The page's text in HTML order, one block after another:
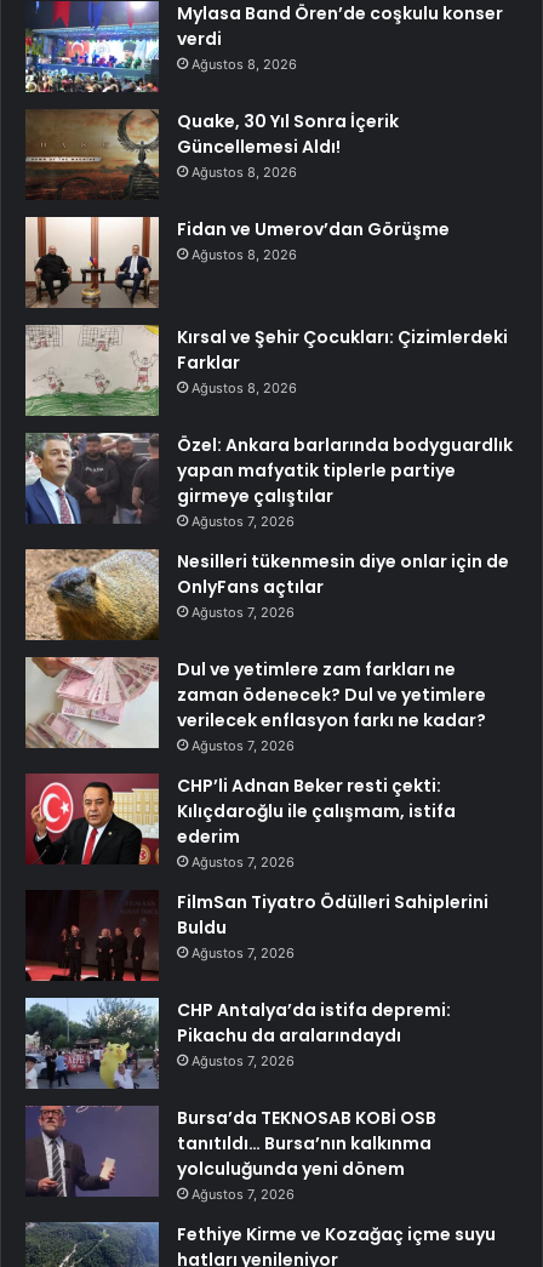
Mylasa Band Ören’de coşkulu konser
verdi
Ağustos 8, 2026
Quake, 30 Yıl Sonra İçerik
Güncellemesi Aldı!
Ağustos 8, 2026
Fidan ve Umerov’dan Görüşme
Ağustos 8, 2026
Kırsal ve Şehir Çocukları: Çizimlerdeki
Farklar
Ağustos 8, 2026
Özel: Ankara barlarında bodyguardlık
yapan mafyatik tiplerle partiye
girmeye çalıştılar
Ağustos 7, 2026
Nesilleri tükenmesin diye onlar için de
OnlyFans açtılar
Ağustos 7, 2026
Dul ve yetimlere zam farkları ne
zaman ödenecek? Dul ve yetimlere
verilecek enflasyon farkı ne kadar?
Ağustos 7, 2026
CHP’li Adnan Beker resti çekti:
Kılıçdaroğlu ile çalışmam, istifa
ederim
Ağustos 7, 2026
FilmSan Tiyatro Ödülleri Sahiplerini
Buldu
Ağustos 7, 2026
CHP Antalya’da istifa depremi:
Pikachu da aralarındaydı
Ağustos 7, 2026
Bursa’da TEKNOSAB KOBİ OSB
tanıtıldı… Bursa’nın kalkınma
yolculuğunda yeni dönem
Ağustos 7, 2026
Fethiye Kirme ve Kozağaç içme suyu
hatları yenileniyor